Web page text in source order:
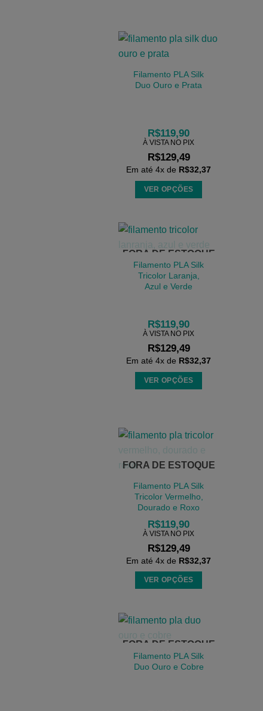
várias
variantes.
opções
na
do
Filamento PLA Silk
Duo Ouro e Prata
R$119,90
À VISTA NO PIX
R$129,49
Em até 4x de R$32,37
VER OPÇÕES
tem
várias
As
opções
escolhidas
página
produto
FORA DE ESTOQUE
Filamento PLA Silk
Tricolor Laranja,
Azul e Verde
R$119,90
À VISTA NO PIX
R$129,49
Em até 4x de R$32,37
VER OPÇÕES
várias
variantes.
As
podem
ser
escolhidas
na
página
do
produto
FORA DE ESTOQUE
Filamento PLA Silk
Tricolor Vermelho,
Dourado e Roxo
R$119,90
À VISTA NO PIX
R$129,49
Em até 4x de R$32,37
VER OPÇÕES
tem
várias
As
FORA DE ESTOQUE
Filamento PLA Silk
Duo Ouro e Cobre